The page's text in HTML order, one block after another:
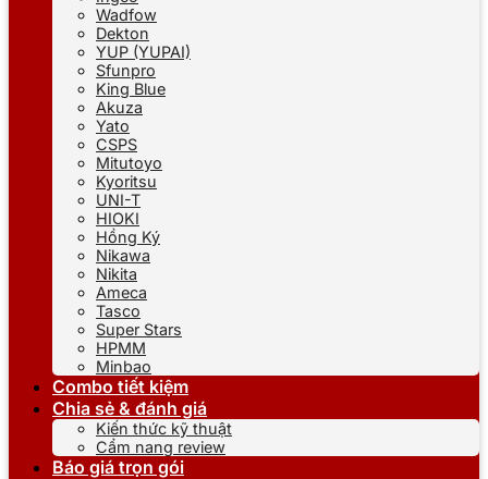
Wadfow
Dekton
YUP (YUPAI)
Sfunpro
King Blue
Akuza
Yato
CSPS
Mitutoyo
Kyoritsu
UNI-T
HIOKI
Hồng Ký
Nikawa
Nikita
Ameca
Tasco
Super Stars
HPMM
Minbao
Combo tiết kiệm
Chia sẻ & đánh giá
Kiến thức kỹ thuật
Cẩm nang review
Báo giá trọn gói